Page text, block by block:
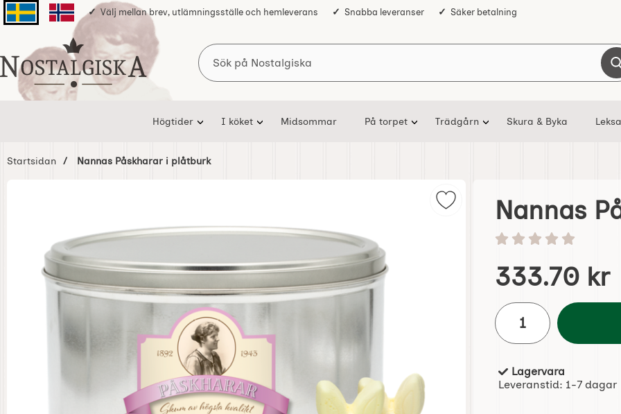
Svenska sidanNorska sidan
Välj mellan brev, utlämningsställe och hemleverans Snabba leveranser Säker betalning
Startsidan för Nostalgiska
Sök
Högtider I köket Midsommar På torpet Trädgårn Skura & Byka
Startsidan Nannas Påskharar i plåtburk
Markera nannas Påskharar i
Nannas
Betyg: 0 stjärnor av 5
Handla denna produkt
pris
333.70 kr
antal
Tillgänglighet:
Lagervara
Leveranstid: 1-7 dagar